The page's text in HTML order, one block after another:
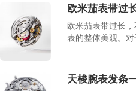
欧米茄表带过
欧米茄表带过长
表的整体美观。
天梭腕表发条